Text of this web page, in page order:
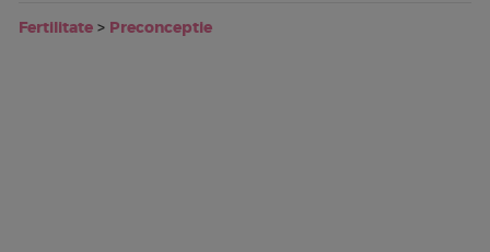
Fertilitate > Preconceptie